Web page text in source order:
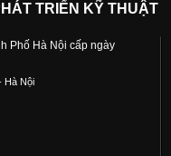
TRIỂN KỸ THUẬT
Phố Hà Nội cấp ngày
Hà Nội